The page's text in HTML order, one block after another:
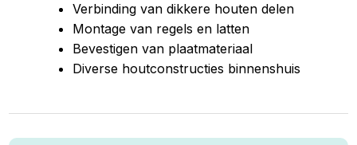
Verbinding van dikkere houten delen
Montage van regels en latten
Bevestigen van plaatmateriaal
Diverse houtconstructies binnenshuis